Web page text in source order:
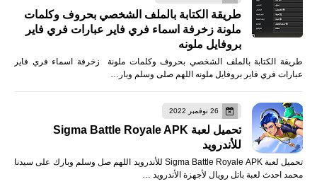
طريقة الكتابة بالملف الشخصي بحروف وكلمات
ملونة زخرفة اسماء فري فاير عبارات فري فاير
بروفايل ملونه
طريقة الكتابة بالملف الشخصي بحروف وكلمات ملونة زخرفة اسماء فري فاير
عبارات فري فاير بروفايل ملونه اللهم صلى وسلم وبار…
26 نوفمبر 2022
تحميل لعبة Sigma Battle Royale APK
للأندرويد
تحميل لعبة Sigma Battle Royale APK للأندرويد اللهم صل وسلم وبارك على سيدنا
محمد احدث لعبة باتل رويال لأجهزة الأندرويد …